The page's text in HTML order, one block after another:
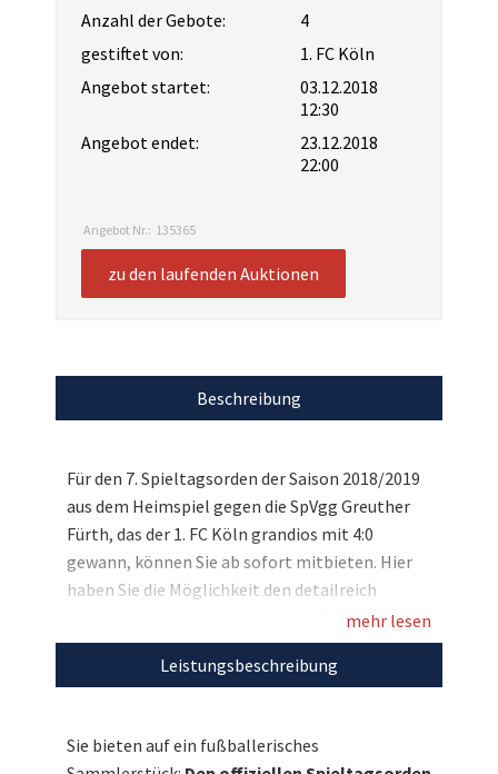
Anzahl der Gebote:
4
gestiftet von:
1. FC Köln
Angebot startet:
03.12.2018
12:30
Angebot endet:
23.12.2018
22:00
Angebot Nr.: 135365
zu den laufenden Auktionen
Beschreibung
Für den 7. Spieltagsorden der Saison 2018/2019
aus dem Heimspiel gegen die SpVgg Greuther
Fürth, das der 1. FC Köln grandios mit 4:0
gewann, können Sie ab sofort mitbieten. Hier
haben Sie die Möglichkeit den detailreich
gearbeiteten Spieltagsorden des 1. FC Köln vom
Spiel gegen die SpVgg Greuther Fürth am
01.12.2018 zu ersteigern. Diesen Orden gibt es
Gastvereins als Geschenk überreicht wird.
mehr lesen
Leistungsbeschreibung
Sie bieten auf ein fußballerisches